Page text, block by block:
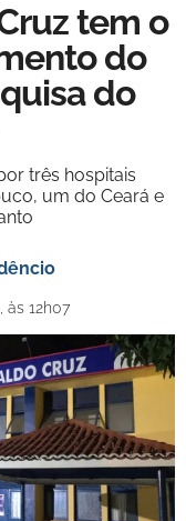
tem o
do
do
três hospitais
um do Ceará e
12h07